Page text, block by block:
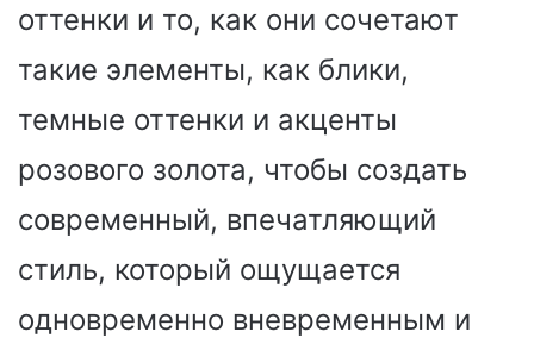
оттенки и то, как они сочетают
такие элементы, как блики,
темные оттенки и акценты
розового золота, чтобы создать
современный, впечатляющий
стиль, который ощущается
одновременно вневременным и